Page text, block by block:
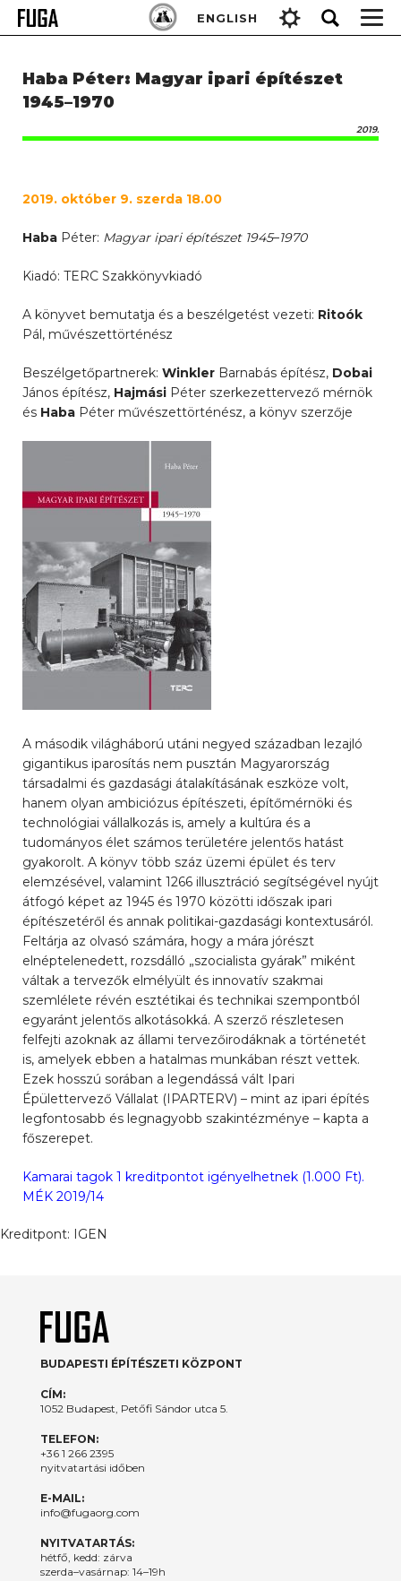
Skip
ENGLISH
Keresés:
Haba Péter: Magyar ipari építészet
1945–1970
2019.
2019. október 9. szerda 18.00
Haba Péter: Magyar ipari építészet 1945–1970
Kiadó: TERC Szakkönyvkiadó
A könyvet bemutatja és a beszélgetést vezeti: Ritoók
Pál, művészettörténész
Beszélgetőpartnerek: Winkler Barnabás építész, Dobai
János építész, Hajmási Péter szerkezettervező mérnök
és Haba Péter művészettörténész, a könyv szerzője
A második világháború utáni negyed században lezajló
gigantikus iparosítás nem pusztán Magyarország
társadalmi és gazdasági átalakításának eszköze volt,
hanem olyan ambiciózus építészeti, építőmérnöki és
technológiai vállalkozás is, amely a kultúra és a
tudományos élet számos területére jelentős hatást
gyakorolt. A könyv több száz üzemi épület és terv
elemzésével, valamint 1266 illusztráció segítségével nyújt
átfogó képet az 1945 és 1970 közötti időszak ipari
építészetéről és annak politikai-gazdasági kontextusáról.
Feltárja az olvasó számára, hogy a mára jórészt
elnéptelenedett, rozsdálló „szocialista gyárak” miként
váltak a tervezők elmélyült és innovatív szakmai
szemlélete révén esztétikai és technikai szempontból
egyaránt jelentős alkotásokká. A szerző részletesen
felfejti azoknak az állami tervezőirodáknak a történetét
is, amelyek ebben a hatalmas munkában részt vettek.
Ezek hosszú sorában a legendássá vált Ipari
Épülettervező Vállalat (IPARTERV) – mint az ipari építés
legfontosabb és legnagyobb szakintézménye – kapta a
főszerepet.
Kamarai tagok 1 kreditpontot igényelhetnek (1.000 Ft).
MÉK 2019/14
Kreditpont: IGEN
BUDAPESTI ÉPÍTÉSZETI KÖZPONT
CÍM:
1052 Budapest, Petőfi Sándor utca 5.
TELEFON:
+36 1 266 2395
nyitvatartási időben
E-MAIL:
info@fugaorg.com
NYITVATARTÁS:
hétfő, kedd: zárva
szerda–vasárnap: 14–19h